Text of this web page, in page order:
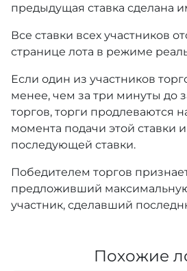
предыдущая ставка сделана
Все ставки всех участников
странице лота в режиме
Если один из участников
менее, чем за три минуты до
торгов, торги продлеваются
момента подачи этой ставки
последующей ставки.
Победителем торгов
предложивший максимальную
участник, сделавший
Похожие